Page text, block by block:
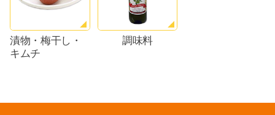
漬物・梅干し・
キムチ
調味料